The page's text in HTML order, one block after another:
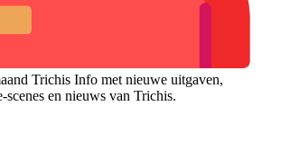
Trichis Info met nieuwe uitgaven,
scenes en nieuws van Trichis.